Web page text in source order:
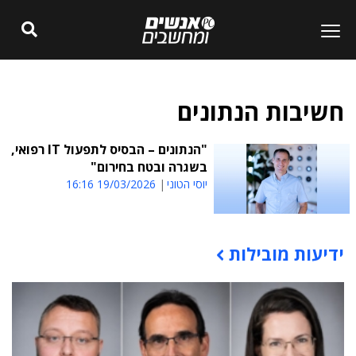
חשיבות הנתונים
"הנתונים – הבסיס לתפעול IT רפואי,
בשגרה ובטח בחירום"
יוסי הטוני 19/03/2026 16:16
תוכן פרסומי
ידיעות מובילות